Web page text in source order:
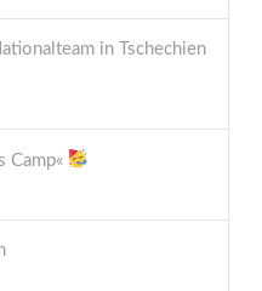
in Tschechien
Camp«